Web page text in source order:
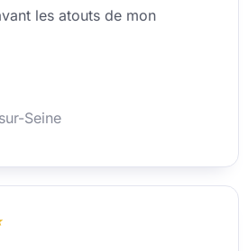
les atouts de mon
Seine